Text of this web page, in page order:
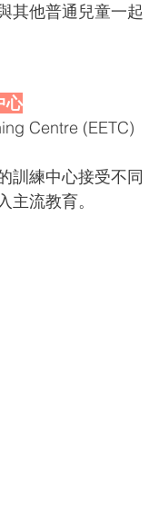
其他普通兒童一起
心
Centre (EETC)
訓練中心接受不同
主流教育。